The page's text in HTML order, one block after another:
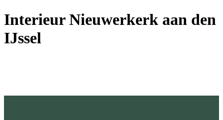
Interieur Nieuwerkerk aan den
IJssel